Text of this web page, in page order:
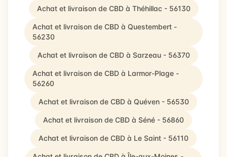
Achat et livraison de CBD à Théhillac - 56130
Achat et livraison de CBD à Questembert -
56230
Achat et livraison de CBD à Sarzeau - 56370
Achat et livraison de CBD à Larmor-Plage -
56260
Achat et livraison de CBD à Quéven - 56530
Achat et livraison de CBD à Séné - 56860
Achat et livraison de CBD à Le Saint - 56110